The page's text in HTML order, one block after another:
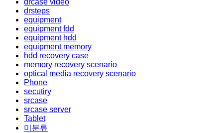
drcase video
drsteps
equipment
equipment fdd
equipment hdd
equipment memory
hdd recovery case
memory recovery scenario
optical media recovery scenario
Phone
secutiry
srcase
srcase server
Tablet
미분류